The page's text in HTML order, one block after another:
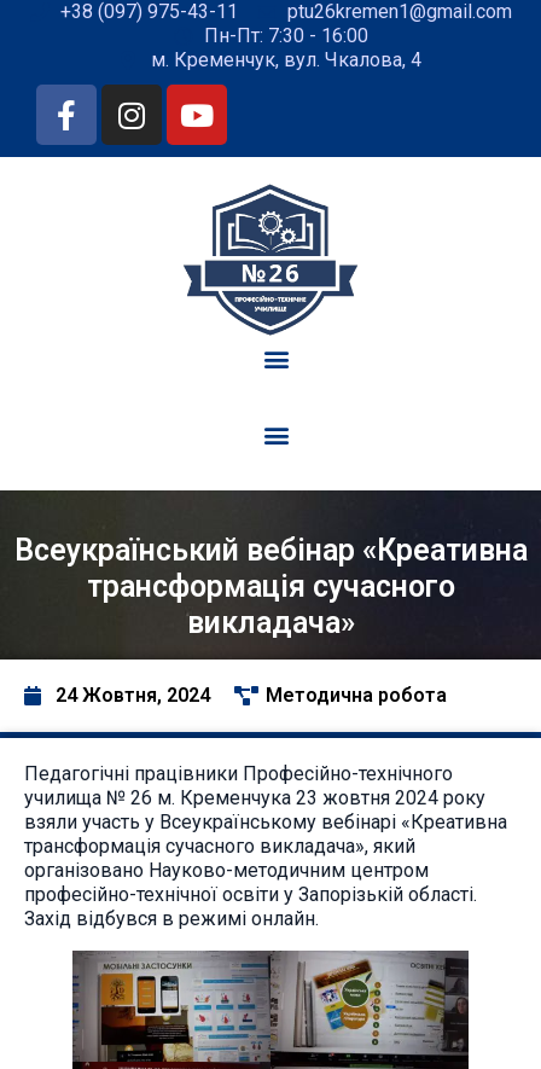
+38 (097) 975-43-11
ptu26kremen1@gmail.com
Пн-Пт: 7:30 - 16:00
м. Кременчук, вул. Чкалова, 4
Всеукраїнський вебінар «Креативна
трансформація сучасного
викладача»
24 Жовтня, 2024 Методична робота
Педагогічні працівники Професійно-технічного
училища № 26 м. Кременчука 23 жовтня 2024 року
взяли участь у Всеукраїнському вебінарі «Креативна
трансформація сучасного викладача», який
організовано Науково-методичним центром
професійно-технічної освіти у Запорізькій області.
Захід відбувся в режимі онлайн.